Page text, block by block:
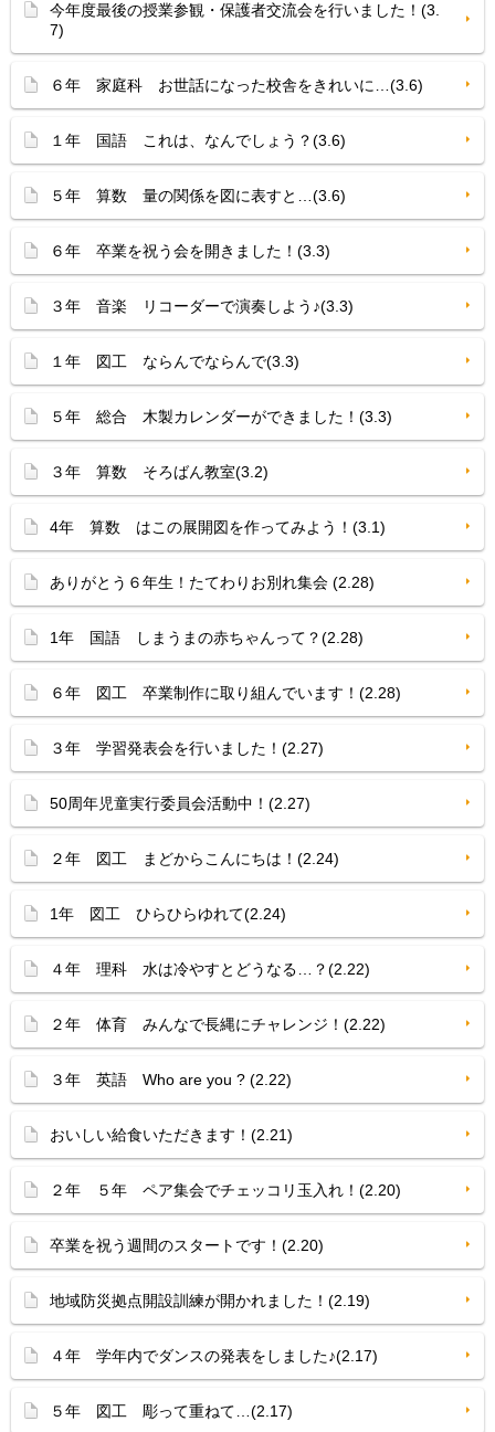
今年度最後の授業参観・保護者交流会を行いました！(3.
7)
６年 家庭科 お世話になった校舎をきれいに…(3.6)
１年 国語 これは、なんでしょう？(3.6)
５年 算数 量の関係を図に表すと…(3.6)
６年 卒業を祝う会を開きました！(3.3)
３年 音楽 リコーダーで演奏しよう♪(3.3)
１年 図工 ならんでならんで(3.3)
５年 総合 木製カレンダーができました！(3.3)
３年 算数 そろばん教室(3.2)
4年 算数 はこの展開図を作ってみよう！(3.1)
ありがとう６年生！たてわりお別れ集会 (2.28)
1年 国語 しまうまの赤ちゃんって？(2.28)
６年 図工 卒業制作に取り組んでいます！(2.28)
３年 学習発表会を行いました！(2.27)
50周年児童実行委員会活動中！(2.27)
２年 図工 まどからこんにちは！(2.24)
1年 図工 ひらひらゆれて(2.24)
４年 理科 水は冷やすとどうなる…？(2.22)
２年 体育 みんなで長縄にチャレンジ！(2.22)
３年 英語 Who are you ? (2.22)
おいしい給食いただきます！(2.21)
２年 ５年 ペア集会でチェッコリ玉入れ！(2.20)
卒業を祝う週間のスタートです！(2.20)
地域防災拠点開設訓練が開かれました！(2.19)
４年 学年内でダンスの発表をしました♪(2.17)
５年 図工 彫って重ねて…(2.17)